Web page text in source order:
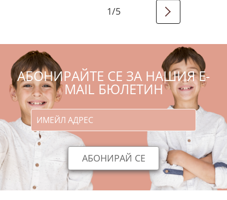
1/5
АБОНИРАЙТЕ СЕ ЗА НАШИЯ E-
MAIL БЮЛЕТИН